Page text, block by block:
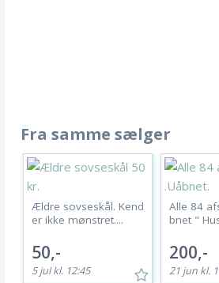
Fra samme sælger
Ældre sovseskål. Kend
er ikke mønstret....
50,-
5 jul kl. 12:45
Alle 84
bnet "
200,-
21 jun kl.